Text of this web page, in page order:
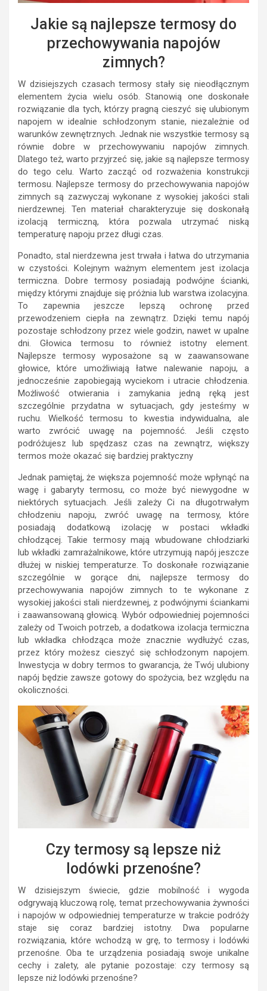
Jakie są najlepsze termosy do
przechowywania napojów
zimnych?
W dzisiejszych czasach termosy stały się nieodłącznym
elementem życia wielu osób. Stanowią one doskonałe
rozwiązanie dla tych, którzy pragną cieszyć się ulubionym
napojem w idealnie schłodzonym stanie, niezależnie od
warunków zewnętrznych. Jednak nie wszystkie termosy są
równie dobre w przechowywaniu napojów zimnych.
Dlatego też, warto przyjrzeć się, jakie są najlepsze termosy
do tego celu. Warto zacząć od rozważenia konstrukcji
termosu. Najlepsze termosy do przechowywania napojów
zimnych są zazwyczaj wykonane z wysokiej jakości stali
nierdzewnej. Ten materiał charakteryzuje się doskonałą
izolacją termiczną, która pozwala utrzymać niską
temperaturę napoju przez długi czas.
Ponadto, stal nierdzewna jest trwała i łatwa do utrzymania
w czystości. Kolejnym ważnym elementem jest izolacja
termiczna. Dobre termosy posiadają podwójne ścianki,
między którymi znajduje się próżnia lub warstwa izolacyjna.
To zapewnia jeszcze lepszą ochronę przed
przewodzeniem ciepła na zewnątrz. Dzięki temu napój
pozostaje schłodzony przez wiele godzin, nawet w upalne
dni. Głowica termosu to również istotny element.
Najlepsze termosy wyposażone są w zaawansowane
głowice, które umożliwiają łatwe nalewanie napoju, a
jednocześnie zapobiegają wyciekom i utracie chłodzenia.
Możliwość otwierania i zamykania jedną ręką jest
szczególnie przydatna w sytuacjach, gdy jesteśmy w
ruchu. Wielkość termosu to kwestia indywidualna, ale
warto zwrócić uwagę na pojemność. Jeśli często
podróżujesz lub spędzasz czas na zewnątrz, większy
termos może okazać się bardziej praktyczny
Jednak pamiętaj, że większa pojemność może wpłynąć na
wagę i gabaryty termosu, co może być niewygodne w
niektórych sytuacjach. Jeśli zależy Ci na długotrwałym
chłodzeniu napoju, zwróć uwagę na termosy, które
posiadają dodatkową izolację w postaci wkładki
chłodzącej. Takie termosy mają wbudowane chłodziarki
lub wkładki zamrażalnikowe, które utrzymują napój jeszcze
dłużej w niskiej temperaturze. To doskonałe rozwiązanie
szczególnie w gorące dni, najlepsze termosy do
przechowywania napojów zimnych to te wykonane z
wysokiej jakości stali nierdzewnej, z podwójnymi ściankami
i zaawansowaną głowicą. Wybór odpowiedniej pojemności
zależy od Twoich potrzeb, a dodatkowa izolacja termiczna
lub wkładka chłodząca może znacznie wydłużyć czas,
przez który możesz cieszyć się schłodzonym napojem.
Inwestycja w dobry termos to gwarancja, że Twój ulubiony
napój będzie zawsze gotowy do spożycia, bez względu na
okoliczności.
Czy termosy są lepsze niż
lodówki przenośne?
W dzisiejszym świecie, gdzie mobilność i wygoda
odgrywają kluczową rolę, temat przechowywania żywności
i napojów w odpowiedniej temperaturze w trakcie podróży
staje się coraz bardziej istotny. Dwa popularne
rozwiązania, które wchodzą w grę, to termosy i lodówki
przenośne. Oba te urządzenia posiadają swoje unikalne
cechy i zalety, ale pytanie pozostaje: czy termosy są
lepsze niż lodówki przenośne?